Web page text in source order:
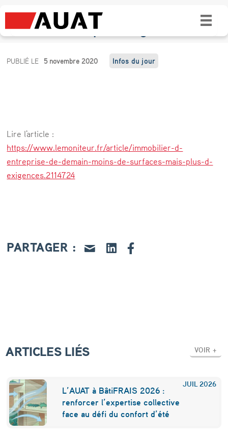
Immobilier d’entreprise de demain : moins
de surfaces mais plus d’exigences
I
b
i
l
i
’
p
i
s
e
PUBLIÉ LE 5 novembre 2020 Infos du jour
Lire l'article :
https://www.lemoniteur.fr/article/immobilier-d-
entreprise-de-demain-moins-de-surfaces-mais-plus-d-
exigences.2114724
PARTAGER :
ARTICLES LIÉS VOIR +
JUIL 2026
L’AUAT à BâtiFRAIS 2026 :
renforcer l’expertise collective
face au défi du confort d’été